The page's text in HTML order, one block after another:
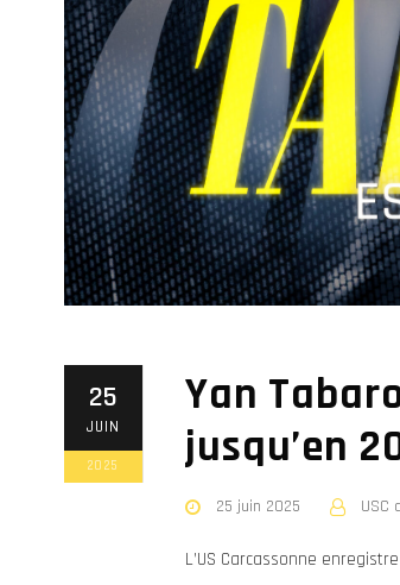
25
JUIN
2025
Yan
jusqu’en
25 juin 2025 USC
L’US Carcassonne